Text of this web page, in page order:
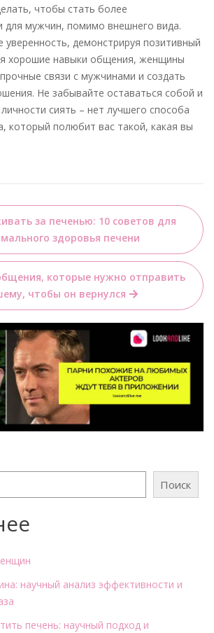
чтобы стать более
для мужчин, помимо внешнего вида.
уверенность, демонстрируя позитивный
хорошие навыки общения, женщины
связи с мужчинами и создать
Не забывайте оставаться собой и
сиять – нет лучшего способа
который полюбит вас такой, какая вы
за печенью: 10 советов для
здоровья печени
которые нужно отправить
чтобы он вернулся
Поиск
научный анализ эффективности и
печень: научный подход и